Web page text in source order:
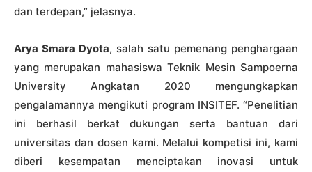
dan terdepan,” jelasnya.
Arya Smara Dyota, salah satu pemenang penghargaan
yang merupakan mahasiswa Teknik Mesin Sampoerna
University Angkatan 2020 mengungkapkan
pengalamannya mengikuti program INSITEF. “Penelitian
ini berhasil berkat dukungan serta bantuan dari
universitas dan dosen kami. Melalui kompetisi ini, kami
diberi kesempatan menciptakan inovasi untuk